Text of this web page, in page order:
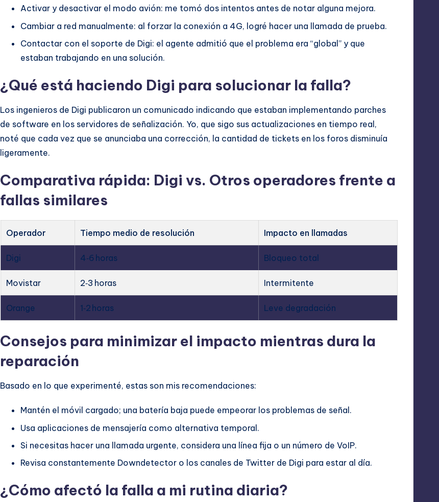
Activar y desactivar el modo avión: me tomó dos intentos antes de notar alguna mejora.
Cambiar a red manualmente: al forzar la conexión a 4G, logré hacer una llamada de prueba.
Contactar con el soporte de Digi: el agente admitió que el problema era “global” y que
estaban trabajando en una solución.
¿Qué está haciendo Digi para solucionar la falla?
Los ingenieros de Digi publicaron un comunicado indicando que estaban implementando parches
de software en los servidores de señalización. Yo, que sigo sus actualizaciones en tiempo real,
noté que cada vez que se anunciaba una corrección, la cantidad de tickets en los foros disminuía
ligeramente.
Comparativa rápida: Digi vs. Otros operadores frente a
fallas similares
Operador Tiempo medio de resolución Impacto en llamadas
Digi 4‑6 horas Bloqueo total
Movistar 2‑3 horas Intermitente
Orange 1‑2 horas Leve degradación
Consejos para minimizar el impacto mientras dura la
reparación
Basado en lo que experimenté, estas son mis recomendaciones:
Mantén el móvil cargado; una batería baja puede empeorar los problemas de señal.
Usa aplicaciones de mensajería como alternativa temporal.
Si necesitas hacer una llamada urgente, considera una línea fija o un número de VoIP.
Revisa constantemente Downdetector o los canales de Twitter de Digi para estar al día.
¿Cómo afectó la falla a mi rutina diaria?